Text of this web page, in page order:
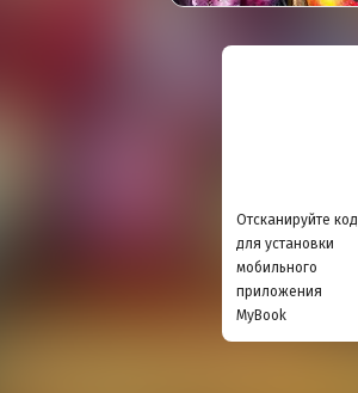
Отсканируйте код
для установки
мобильного
приложения
MyBook